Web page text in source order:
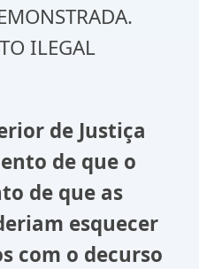
ILEGAL
de Justiça
de que o
de que as
esquecer
com o decurso